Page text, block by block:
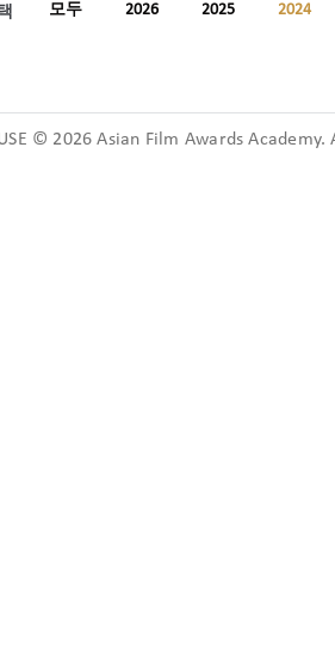
모두 2026 2025 2024
USE © 2026 Asian Film Awards